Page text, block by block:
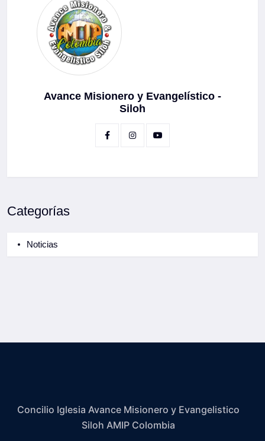
Avance Misionero y Evangelístico -
Siloh
Categorías
Noticias
Concilio Iglesia Avance Misionero y Evangelistico
Siloh AMIP Colombia